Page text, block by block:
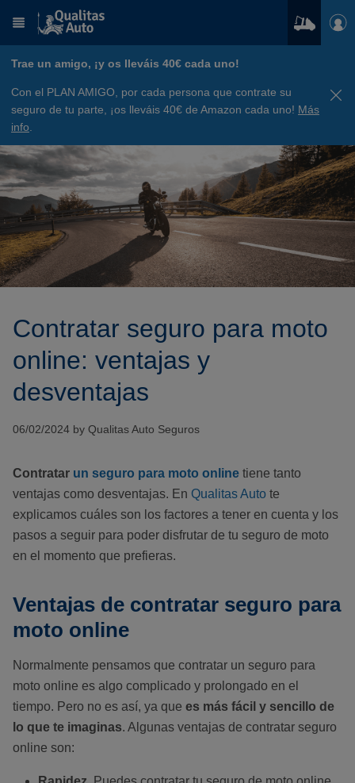
Trae un amigo, ¡y os lleváis 40€ cada uno!
Con el PLAN AMIGO, por cada persona que contrate su
seguro de tu parte, ¡os lleváis 40€ de Amazon cada uno! Más
info
Contratar seguro para moto
online: ventajas y
desventajas
06/02/2024 by Qualitas Auto Seguros
Contratar un seguro para moto online tiene tanto
ventajas como desventajas. En Qualitas Auto te
explicamos cuáles son los factores a tener en cuenta y los
pasos a seguir para poder disfrutar de tu seguro de moto
en el momento que prefieras.
Ventajas de contratar seguro para
moto online
Normalmente pensamos que contratar un seguro para
moto online es algo complicado y prolongado en el
tiempo. Pero no es así, ya que es más fácil y sencillo de
lo que te imaginas. Algunas ventajas de contratar seguro
online son: